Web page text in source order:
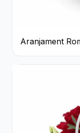
Aranjament
cu Trandafiri și